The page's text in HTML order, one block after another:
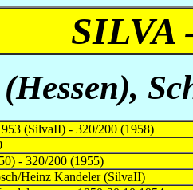
SILVA
(SilvaII) - 320/200 (1958)
- 320/200 (1955)
Heinz Kandeler (SilvaII)